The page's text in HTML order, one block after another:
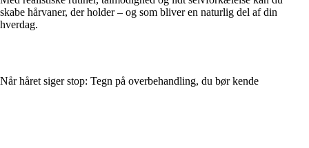
skabe hårvaner, der holder – og som bliver en naturlig del af din
hverdag.
Når håret siger stop: Tegn på overbehandling, du bør kende